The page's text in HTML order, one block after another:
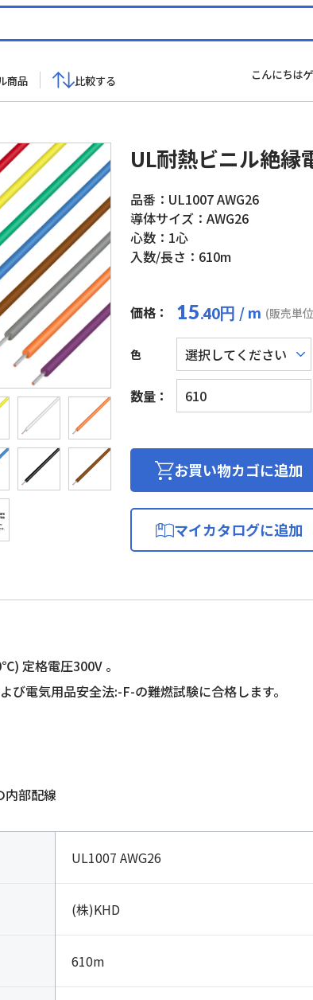
商品 比較する こんにちは
UL耐熱ビニル絶縁
品番：UL1007 AWG26
導体サイズ：AWG26
心数：1心
入数/長さ：610m
価格： 15.40円 / m (販売単
色
数量：
UL
耐
ビ
製)
お買い物カゴに追加
マイカタログに追加
定格電圧300V 。
び電気用品安全法:-F-の難燃試験に合格します。
内部配線
UL1007 AWG26
(株)KHD
610m